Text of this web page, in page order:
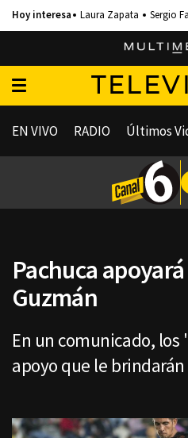
Laura Zapata Sergio
EN VIVO RADIO Últimos
Pachuca
Guzmán
En un comunicado,
apoyo que le